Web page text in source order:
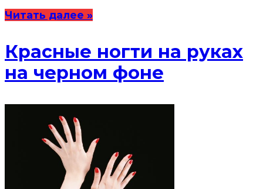
Читать далее »
Красные ногти на руках
на черном фоне